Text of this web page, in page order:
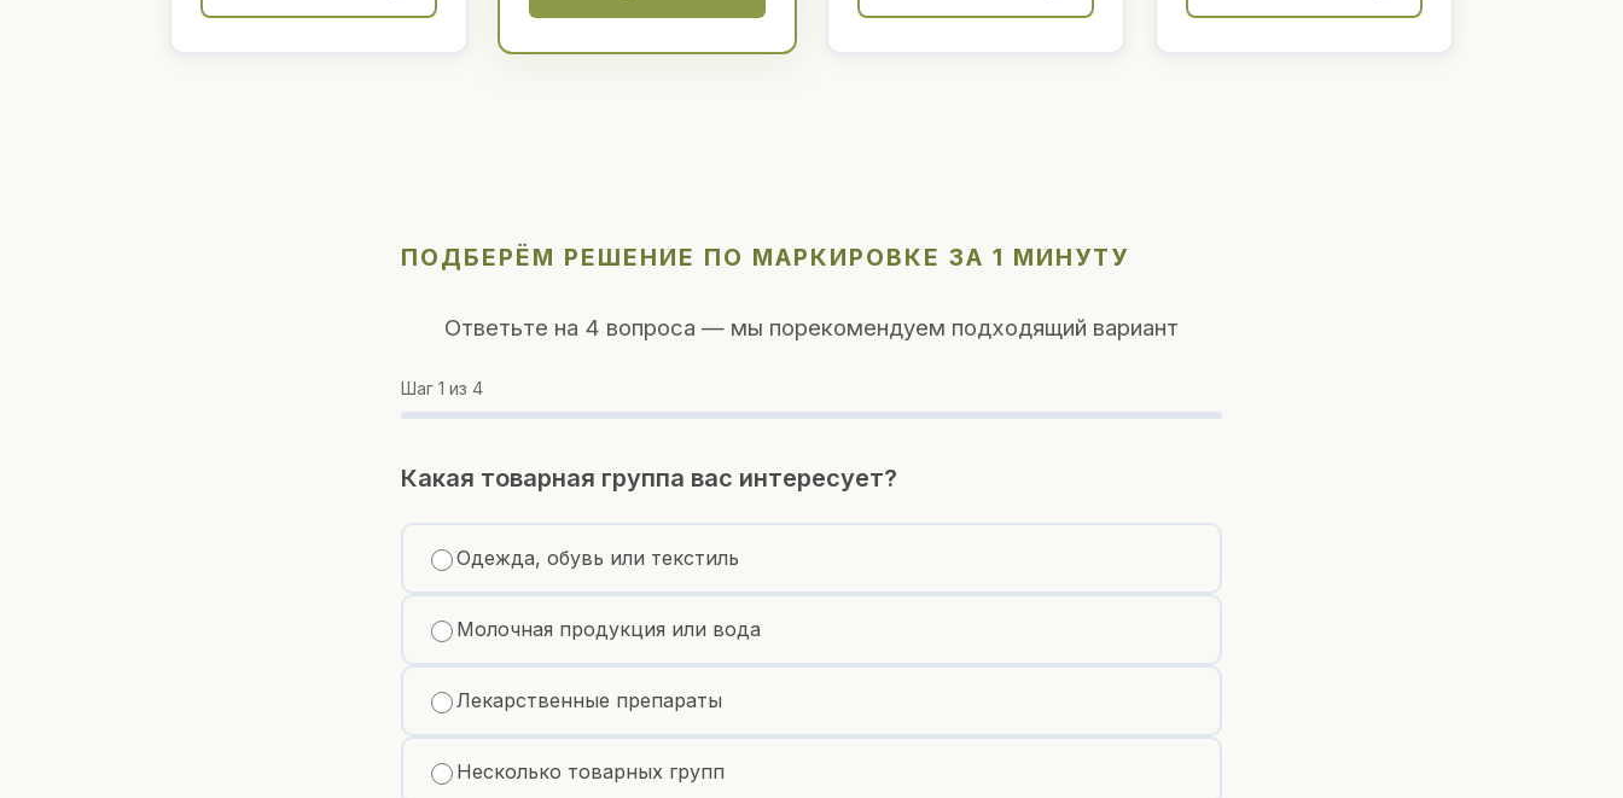
ПОДБЕРЁМ РЕШЕНИЕ ПО МАРКИРОВКЕ ЗА 1 МИНУТУ
Ответьте на 4 вопроса — мы порекомендуем подходящий вариант
Шаг 1 из 4
Какая товарная группа вас интересует?
Одежда, обувь или текстиль
Молочная продукция или вода
Лекарственные препараты
Несколько товарных групп